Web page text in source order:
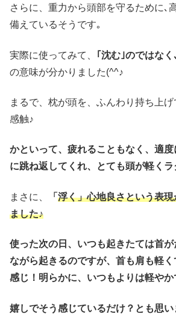
さらに、重力から頭部を守るために､
備えているそうです｡
実際に使ってみて、
｢沈む｣のではなく
の意味が分かりました(^^♪
まるで、枕が頭を、ふんわり持ち上
感触♪
かといって、疲れることもなく、適
に跳ね返してくれ、とても頭が軽くラ
まさに、 「 浮く」心地良さという表
ました♪
使った次の日、いつも起きたては首
ながら起きるのですが、首も肩も軽
感じ！明らかに、いつもよりは軽やか
嬉しでそう感じているだけ？とも思